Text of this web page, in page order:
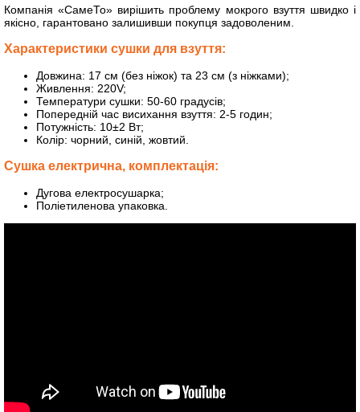
Компанія «СамеТо» вирішить проблему мокрого взуття швидко і
якісно, гарантовано залишивши покупця задоволеним.
Характеристики сушки для взуття:
Довжина: 17 см (без ніжок) та 23 см (з ніжками);
Живлення: 220V;
Температури сушки: 50-60 градусів;
Попередній час висихання взуття: 2-5 годин;
Потужність: 10±2 Вт;
Колір: чорний, синій, жовтий.
Сушка електрична, комплектація:
Дугова електросушарка;
Поліетиленова упаковка.